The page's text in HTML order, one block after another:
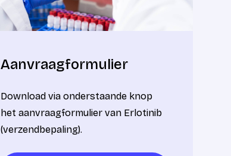
Aanvraagformulier
Download via onderstaande knop
het aanvraagformulier van Erlotinib
(verzendbepaling).